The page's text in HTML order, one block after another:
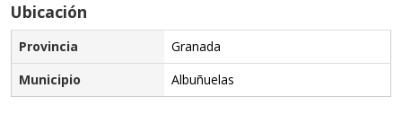
Ubicación
Provincia
Granada
Municipio
Albuñuelas